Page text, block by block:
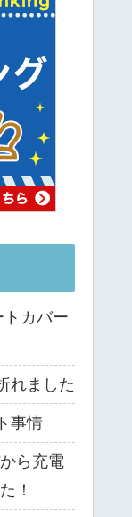
トカバー
れました
事情
ら充電
！